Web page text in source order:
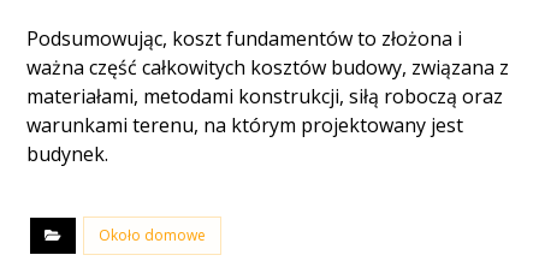
Podsumowując, koszt fundamentów to złożona i
ważna część całkowitych kosztów budowy, związana z
materiałami, metodami konstrukcji, siłą roboczą oraz
warunkami terenu, na którym projektowany jest
budynek.
Około domowe